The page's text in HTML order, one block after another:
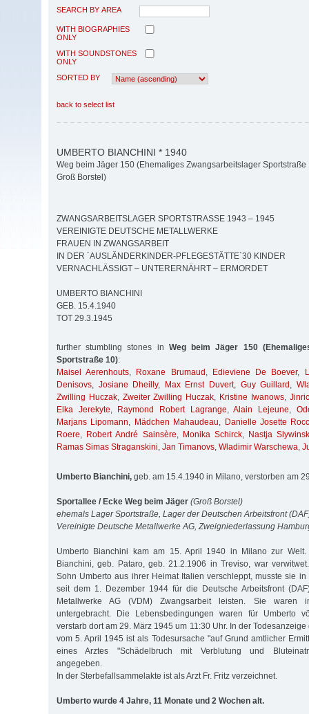
SEARCH BY AREA
WITH BIOGRAPHIES
ONLY
WITH SOUNDSTONES
ONLY
SORTED BY
back to select list
UMBERTO BIANCHINI * 1940
Weg beim Jäger 150 (Ehemaliges Zwangsarbeitslager
Groß Borstel)
ZWANGSARBEITSLAGER SPORTSTRASSE 1943 – 1945
VEREINIGTE DEUTSCHE METALLWERKE
FRAUEN IN ZWANGSARBEIT
IN DER ´AUSLÄNDERKINDER-PFLEGESTÄTTE`30 KINDER
VERNACHLÄSSIGT – UNTERERNÄHRT – ERMORDET
UMBERTO BIANCHINI
GEB. 15.4.1940
TOT 29.3.1945
further stumbling stones in Weg beim Jäger 150
Sportstraße 10):
Maisel Aerenhouts, Roxane Brumaud , Edieviene De Boever,
Denisovs, Josiane Dheilly, Max Ernst Duvert, Guy Guillard ,
Zwilling Huczak, Zweiter Zwilling Huczak, Kristine Iwanows,
Elka Jerekyte, Raymond Robert Lagrange,Alain Lejeune,
Marjans Lipomann, Mädchen Mahaudeau, Danielle Josette
Roere, Robert André Sainsère, Monika Schirck, Nastja
Ramas Simas Straganskini, Jan Timanovs, Wladimir Warschewa,
Umberto Bianchini, geb. am 15.4.1940 in Milano, verstorben am
Sportallee / Ecke Weg beim Jäger (Groß Borstel)
ehemals Lager Sportstraße, Lager der Deutschen Arbeitsfront
Vereinigte Deutsche Metallwerke AG, Zweigniederlassung
Umberto Bianchini kam am 15. April 1940 in Milano zur Welt.
Bianchini, geb. Pataro, geb. 21.2.1906 in Treviso, war
Sohn Umberto aus ihrer Heimat Italien verschleppt, musste sie in
seit dem 1. Dezember 1944 für die Deutsche Arbeitsfront
Metallwerke AG (VDM) Zwangsarbeit leisten. Sie waren
untergebracht. Die Lebensbedingungen waren für Umberto
verstarb dort am 29. März 1945 um 11:30 Uhr. In der
vom 5. April 1945 ist als Todesursache "auf Grund amtlicher
eines Arztes "Schädelbruch mit Verblutung und
angegeben.
In der Sterbefallsammelakte ist als Arzt Fr. Fritz verzeichnet.
Umberto wurde 4 Jahre, 11 Monate und 2 Wochen alt.